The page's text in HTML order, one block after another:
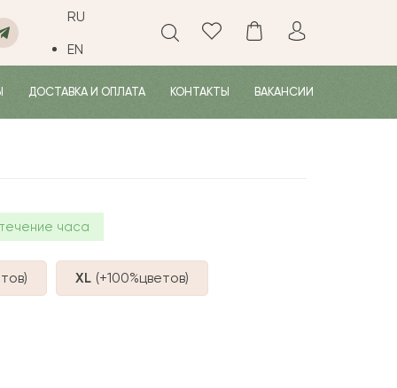
RU
EN
ДОСТАВКА И ОПЛАТА КОНТАКТЫ ВАКАНСИИ
часа
) XL (+100%цветов)